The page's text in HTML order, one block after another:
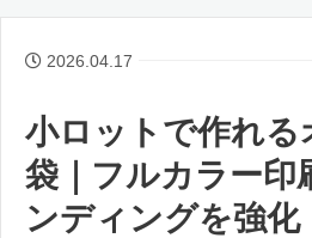
2026.04.17
小ロットで作れる
袋｜フルカラー印
ンディングを強化